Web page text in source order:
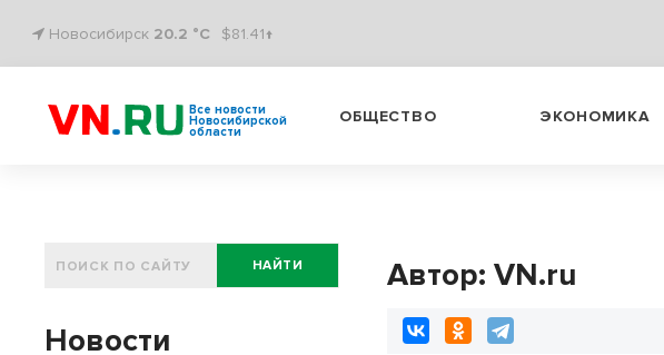
Новосибирск 20.2 °C $81.41↑
Все новости
Новосибирской
области
ОБЩЕСТВО ЭКОНОМИКА
Автор: VN.ru
НАЙТИ
Новости